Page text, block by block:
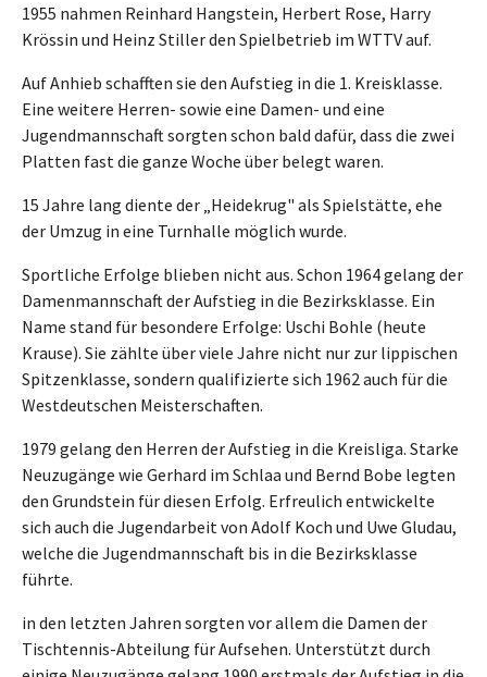
1955 nahmen Reinhard Hangstein, Herbert Rose, Harry
Krössin und Heinz Stiller den Spielbetrieb im WTTV auf.
Auf Anhieb schafften sie den Aufstieg in die 1. Kreisklasse.
Eine weitere Herren- sowie eine Damen- und eine
Jugendmannschaft sorgten schon bald dafür, dass die zwei
Platten fast die ganze Woche über belegt waren.
15 Jahre lang diente der „Heide­krug" als Spielstätte, ehe
der Umzug in eine Turnhalle möglich wurde.
Sportliche Erfolge blieben nicht aus. Schon 1964 gelang der
Damenmannschaft der Aufstieg in die Bezirksklasse. Ein
Name stand für besondere Erfolge: Uschi Bohle (heute
Krause). Sie zählte über viele Jahre nicht nur zur lippischen
Spit­zenklasse, sondern qualifizierte sich 1962 auch für die
Westdeutschen Meisterschaften.
1979 gelang den Herren der Aufstieg in die Kreisliga. Starke
Neuzugänge wie Gerhard im Schlaa und Bernd Bobe legten
den Grund­stein für diesen Erfolg. Erfreulich entwickelte
sich auch die Jugend­arbeit von Adolf Koch und Uwe Gludau,
welche die Jugendmann­schaft bis in die Bezirksklasse
führte.
in den letzten Jahren sorgten vor allem die Damen der
Tischtennis-Abteilung für Aufsehen. Unterstützt durch